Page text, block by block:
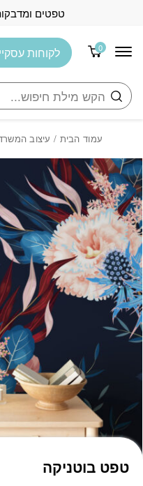
טפטים
0
חיפוש
לקוחות
עמוד הבית / עיצוב
טפט בוטניקה